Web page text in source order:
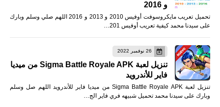
و 2016
تحميل تعريب مايكروسوفت أوفيس 2010 و 2013 و 2016 اللهم صلي وسلم وبارك
على سيدنا محمد كيفية تعريب أوفيس 201…
26 نوفمبر 2022
تنزيل لعبة Sigma Battle Royale APK من ميديا
فاير للأندرويد
تنزيل لعبة Sigma Battle Royale APK من ميديا فاير للأندرويد اللهم صل وسلم
وبارك على سيدنا محمد تحميل شبيهه فري فاير الج…